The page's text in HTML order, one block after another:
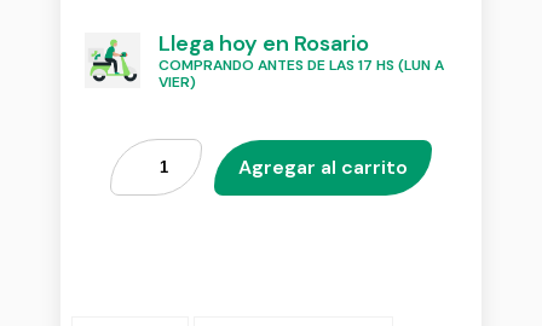
Llega hoy en Rosario
COMPRANDO ANTES DE LAS 17 HS (LUN A
VIER)
Agregar al carrito